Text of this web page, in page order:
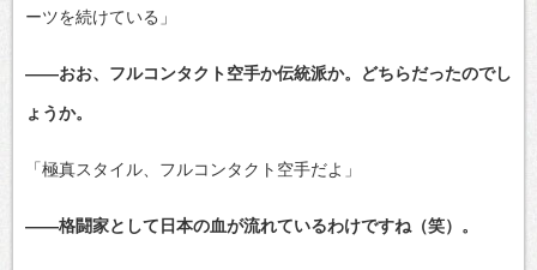
ーツを続けている」
――おお、フルコンタクト空手か伝統派か。どちらだったのでし
ょうか。
「極真スタイル、フルコンタクト空手だよ」
――格闘家として日本の血が流れているわけですね（笑）。